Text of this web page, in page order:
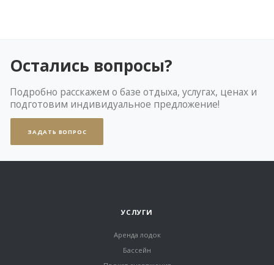
Остались вопросы?
Подробно расскажем о базе отдыха, услугах, ценах и
подготовим индивидуальное предложение!
ЗАДАТЬ ВОПРОС
УСЛУГИ
Аренда лодок
Бассейн